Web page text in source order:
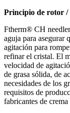
Principio de rotor /
Ftherm® CH
aguja para asegurar
agitación para
refinar el cristal. El
velocidad de
de grasa sólida, de
necesidades de los
requisitos de
fabricantes de